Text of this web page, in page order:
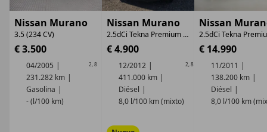
Nissan Murano
3.5 (234 CV)
€ 3.500
04/2005
231.282 km
Gasolina
- (l/100 km)
2,8
Nissan Murano
2.5dCi Tekna Premium Aut.
€ 4.900
12/2012
411.000 km
Diésel
8,0 l/100 km (mixto)
2,8
Nissan
€ 14.990
11/2011
138.200 km
Diésel
8,0 l/100 km